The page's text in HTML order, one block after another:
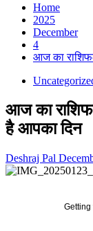
Home
2025
December
4
आज का
आज का
है आपका दिन
Deshraj Pal
Getting